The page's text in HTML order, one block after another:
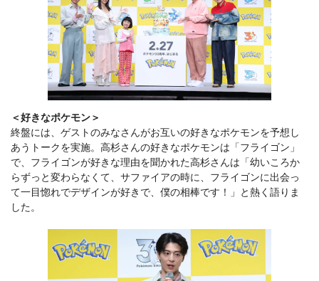
＜好きなポケモン＞
終盤には、ゲストのみなさんがお互いの好きなポケモンを予想し
あうトークを実施。高杉さんの好きなポケモンは「フライゴン」
で、フライゴンが好きな理由を聞かれた高杉さんは「幼いころか
らずっと変わらなくて、サファイアの時に、フライゴンに出会っ
て一目惚れでデザインが好きで、僕の相棒です！」と熱く語りま
した。